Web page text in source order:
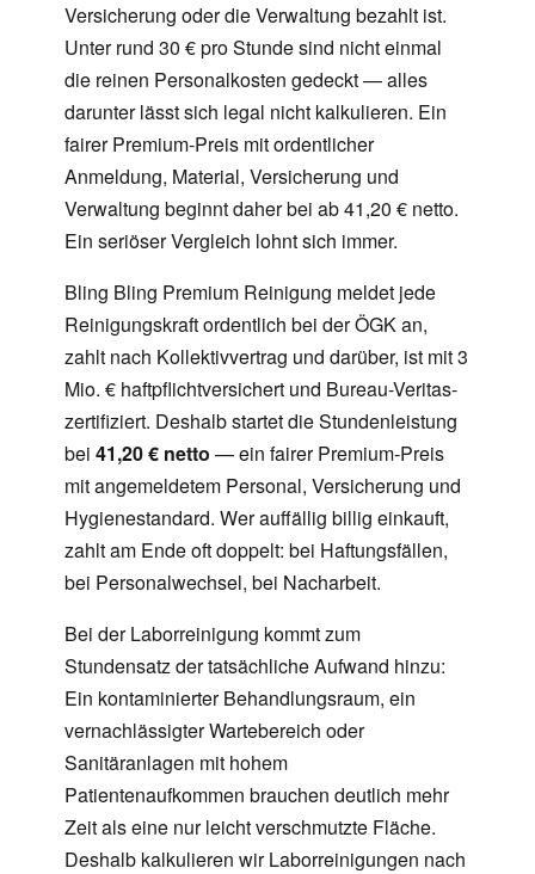
Versicherung oder die Verwaltung bezahlt ist.
Unter rund 30 € pro Stunde sind nicht einmal
die reinen Personalkosten gedeckt — alles
darunter lässt sich legal nicht kalkulieren. Ein
fairer Premium-Preis mit ordentlicher
Anmeldung, Material, Versicherung und
Verwaltung beginnt daher bei ab 41,20 € netto.
Ein seriöser Vergleich lohnt sich immer.
Bling Bling Premium Reinigung meldet jede
Reinigungskraft ordentlich bei der ÖGK an,
zahlt nach Kollektivvertrag und darüber, ist mit 3
Mio. € haftpflichtversichert und Bureau-Veritas-
zertifiziert. Deshalb startet die Stundenleistung
bei 41,20 € netto — ein fairer Premium-Preis
mit angemeldetem Personal, Versicherung und
Hygienestandard. Wer auffällig billig einkauft,
zahlt am Ende oft doppelt: bei Haftungsfällen,
bei Personalwechsel, bei Nacharbeit.
Bei der Laborreinigung kommt zum
Stundensatz der tatsächliche Aufwand hinzu:
Ein kontaminierter Behandlungsraum, ein
vernachlässigter Wartebereich oder
Sanitäranlagen mit hohem
Patientenaufkommen brauchen deutlich mehr
Zeit als eine nur leicht verschmutzte Fläche.
Deshalb kalkulieren wir Laborreinigungen nach